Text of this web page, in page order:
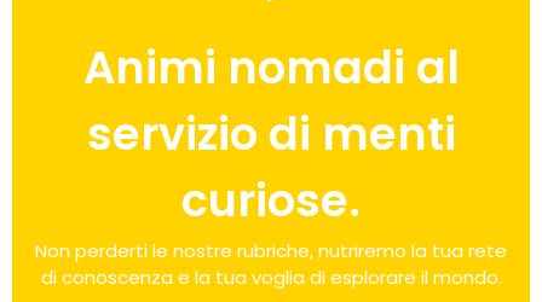
Animi nomadi al
servizio di menti
curiose.
Non perderti le nostre rubriche, nutriremo la tua rete
di conoscenza e la tua voglia di esplorare il mondo.